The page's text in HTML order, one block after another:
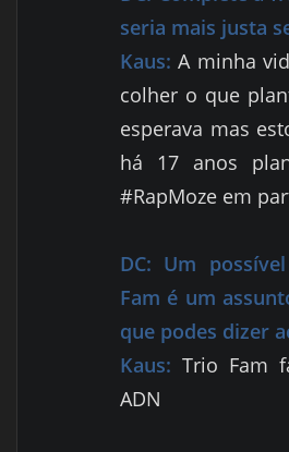
seria mais justa
Kaus: A minha
colher o que
esperava mas
há 17 anos
#RapMoze em
DC: Um
Fam é um
que podes dizer
Kaus: Trio Fam
ADN